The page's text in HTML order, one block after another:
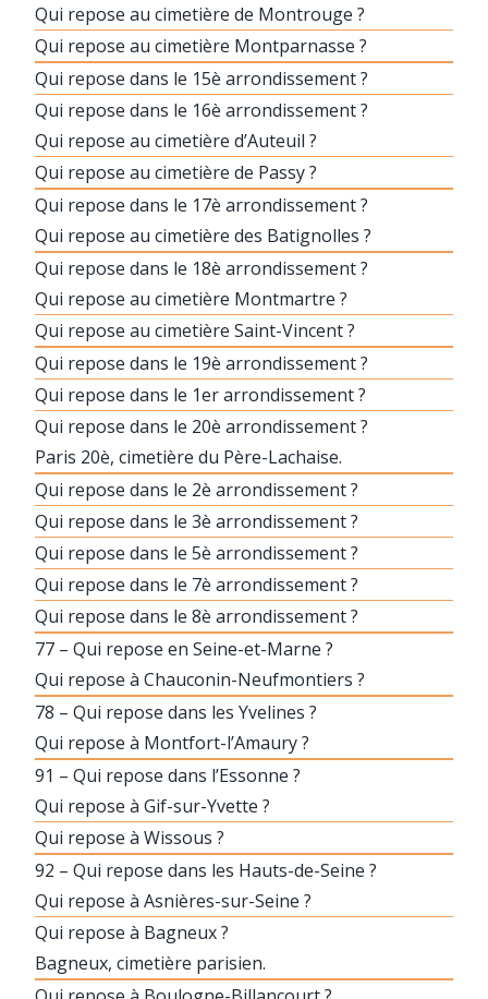
Qui repose au cimetière de Montrouge ?
Qui repose au cimetière Montparnasse ?
Qui repose dans le 15è arrondissement ?
Qui repose dans le 16è arrondissement ?
Qui repose au cimetière d’Auteuil ?
Qui repose au cimetière de Passy ?
Qui repose dans le 17è arrondissement ?
Qui repose au cimetière des Batignolles ?
Qui repose dans le 18è arrondissement ?
Qui repose au cimetière Montmartre ?
Qui repose au cimetière Saint-Vincent ?
Qui repose dans le 19è arrondissement ?
Qui repose dans le 1er arrondissement ?
Qui repose dans le 20è arrondissement ?
Paris 20è, cimetière du Père-Lachaise.
Qui repose dans le 2è arrondissement ?
Qui repose dans le 3è arrondissement ?
Qui repose dans le 5è arrondissement ?
Qui repose dans le 7è arrondissement ?
Qui repose dans le 8è arrondissement ?
77 – Qui repose en Seine-et-Marne ?
Qui repose à Chauconin-Neufmontiers ?
78 – Qui repose dans les Yvelines ?
Qui repose à Montfort-l’Amaury ?
91 – Qui repose dans l’Essonne ?
Qui repose à Gif-sur-Yvette ?
Qui repose à Wissous ?
92 – Qui repose dans les Hauts-de-Seine ?
Qui repose à Asnières-sur-Seine ?
Qui repose à Bagneux ?
Bagneux, cimetière parisien.